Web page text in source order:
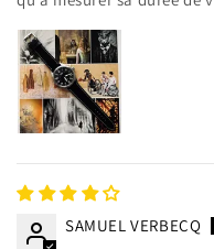
SAMUEL VERBECQ